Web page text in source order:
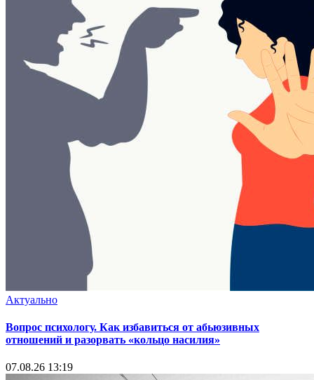
Актуально
Вопрос психологу. Как избавиться от абьюзивных
отношений и разорвать «кольцо насилия»
07.08.26 13:19